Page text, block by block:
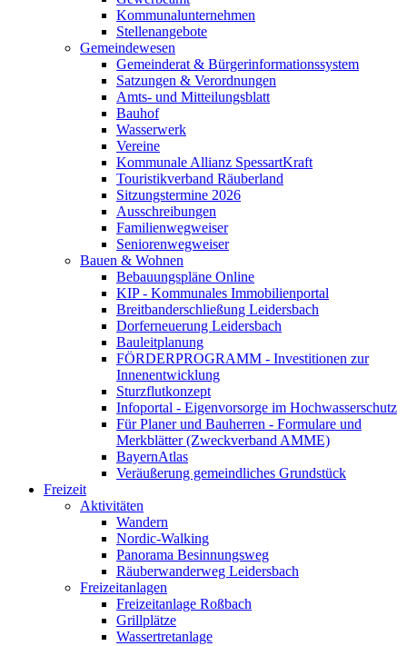
Kommunalunternehmen
Stellenangebote
Gemeindewesen
Gemeinderat & Bürgerinformationssystem
Satzungen & Verordnungen
Amts- und Mitteilungsblatt
Bauhof
Wasserwerk
Vereine
Kommunale Allianz SpessartKraft
Touristikverband Räuberland
Sitzungstermine 2026
Ausschreibungen
Familienwegweiser
Seniorenwegweiser
Bauen & Wohnen
Bebauungspläne Online
KIP - Kommunales Immobilienportal
Breitbanderschließung Leidersbach
Dorferneuerung Leidersbach
Bauleitplanung
FÖRDERPROGRAMM - Investitionen zur
Innenentwicklung
Sturzflutkonzept
Infoportal - Eigenvorsorge im Hochwasserschutz
Für Planer und Bauherren - Formulare und
Merkblätter (Zweckverband AMME)
BayernAtlas
Veräußerung gemeindliches Grundstück
Freizeit
Aktivitäten
Wandern
Nordic-Walking
Panorama Besinnungsweg
Räuberwanderweg Leidersbach
Freizeitanlagen
Freizeitanlage Roßbach
Grillplätze
Wassertretanlage